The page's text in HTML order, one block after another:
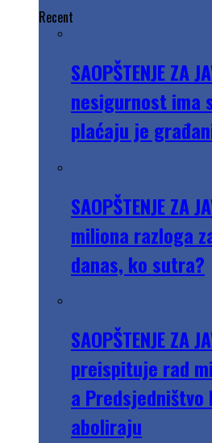
Recent
SAOPŠTENJE ZA
nesigurnost ima
plaćaju je
SAOPŠTENJE ZA
miliona razloga
danas, ko sutra?
SAOPŠTENJE ZA
preispituje rad
a Predsjedništvo
aboliraju